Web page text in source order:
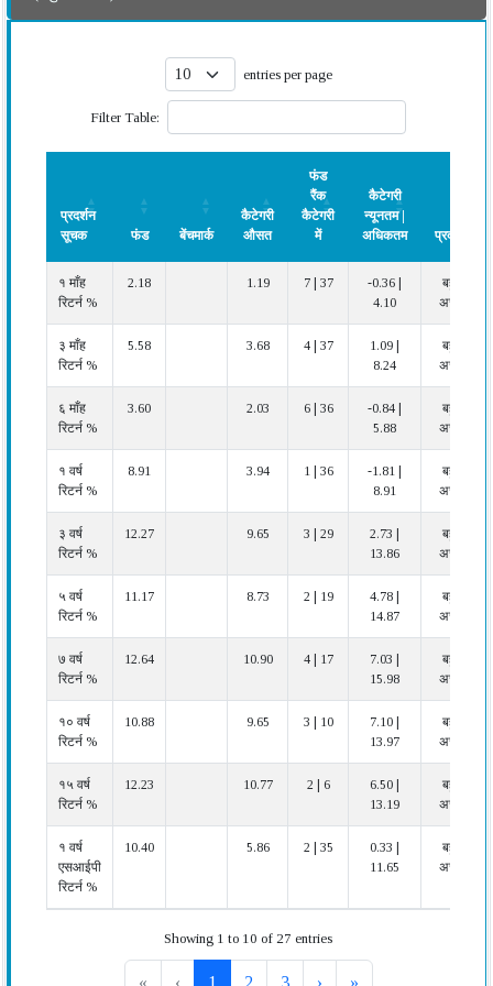
entries per page
Filter Table:
प्रदर्शन
सूचक
फंड बेंचमार्क
कैटेगरी
औसत
फंड
रैंक
कैटेगरी
में
कैटेगरी
न्यूनतम |
अधिकतम
प्रदर्शन
सूचक
औसत
रैंक
न्यूनतम |
अधिकतम
१ माँह
रिटर्न %
2.18 1.19 7 | 37
-0.36 |
4.10
बहुत
अच्छा
३ माँह
रिटर्न %
5.58 3.68 4 | 37
1.09 |
8.24
बहुत
अच्छा
६ माँह
रिटर्न %
3.60 2.03 6 | 36
-0.84 |
5.88
बहुत
अच्छा
१ वर्ष
रिटर्न %
8.91 3.94 1 | 36
-1.81 |
8.91
बहुत
अच्छा
३ वर्ष
रिटर्न %
12.27 9.65 3 | 29
2.73 |
13.86
बहुत
अच्छा
५ वर्ष
रिटर्न %
11.17 8.73 2 | 19
4.78 |
14.87
बहुत
अच्छा
७ वर्ष
रिटर्न %
12.64 10.90 4 | 17
7.03 |
15.98
बहुत
अच्छा
१० वर्ष
रिटर्न %
10.88 9.65 3 | 10
7.10 |
13.97
बहुत
अच्छा
१५ वर्ष
रिटर्न %
12.23 10.77 2 | 6
6.50 |
13.19
बहुत
अच्छा
१ वर्ष
एसआईपी
रिटर्न %
10.40 5.86 2 | 35
0.33 |
11.65
बहुत
अच्छा
Showing 1 to 10 of 27 entries
« ‹ 1 2 3 › »